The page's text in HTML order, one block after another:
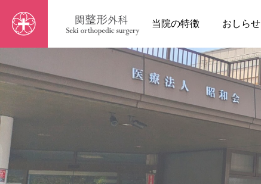
当院の特徴 おしらせ